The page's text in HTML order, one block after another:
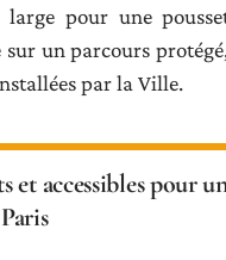
large pour une
sur un parcours
par la Ville.
et accessibles pour